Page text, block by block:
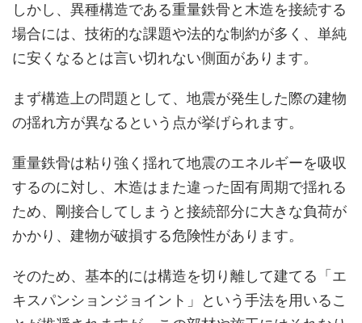
しかし、異種構造である重量鉄骨と木造を接続する
場合には、技術的な課題や法的な制約が多く、単純
に安くなるとは言い切れない側面があります。
まず構造上の問題として、地震が発生した際の建物
の揺れ方が異なるという点が挙げられます。
重量鉄骨は粘り強く揺れて地震のエネルギーを吸収
するのに対し、木造はまた違った固有周期で揺れる
ため、剛接合してしまうと接続部分に大きな負荷が
かかり、建物が破損する危険性があります。
そのため、基本的には構造を切り離して建てる「エ
キスパンションジョイント」という手法を用いるこ